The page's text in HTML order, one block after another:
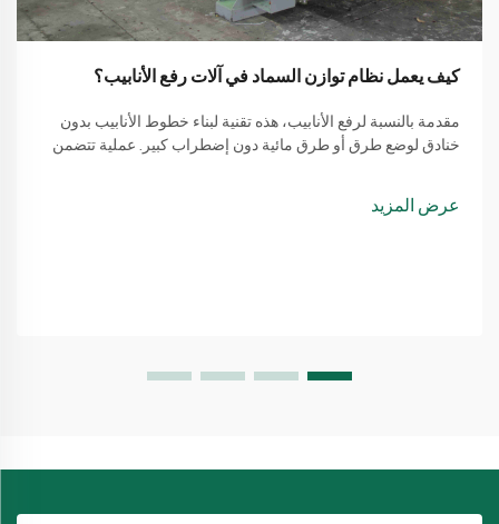
كيف يعمل نظام توازن السماد في آلات رفع الأنابيب؟
مقدمة بالنسبة لرفع الأنابيب، هذه تقنية لبناء خطوط الأنابيب بدون
خنادق لوضع طرق أو طرق مائية دون إضطراب كبير. عملية تتضمن
عرض المزيد